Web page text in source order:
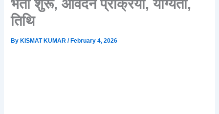
भर्ती शुरू, आवेदन प्रक्रिया, योग्यता,
तिथि
By KISMAT KUMAR/ February 4, 2026